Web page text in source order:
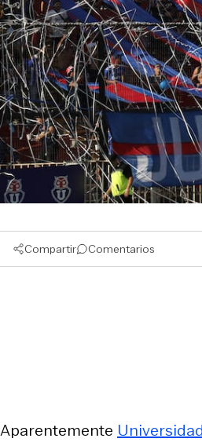
Compartir Comentarios
Aparentemente